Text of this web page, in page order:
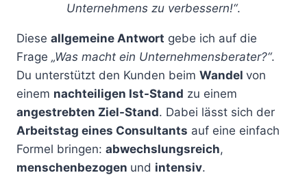
Unternehmens zu verbessern!“.
Diese allgemeine Antwort gebe ich auf die
Frage „Was macht ein Unternehmensberater?“.
Du unterstützt den Kunden beim Wandel von
einem nachteiligen Ist-Stand zu einem
angestrebten Ziel-Stand. Dabei lässt sich der
Arbeitstag eines Consultants auf eine einfach
Formel bringen: abwechslungsreich,
menschenbezogen und intensiv.